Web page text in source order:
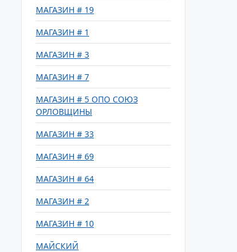
МАГАЗИН # 19
МАГАЗИН # 1
МАГАЗИН # 3
МАГАЗИН # 7
МАГАЗИН # 5 ОПО СОЮЗ
ОРЛОВЩИНЫ
МАГАЗИН # 33
МАГАЗИН # 69
МАГАЗИН # 64
МАГАЗИН # 2
МАГАЗИН # 10
МАЙСКИЙ